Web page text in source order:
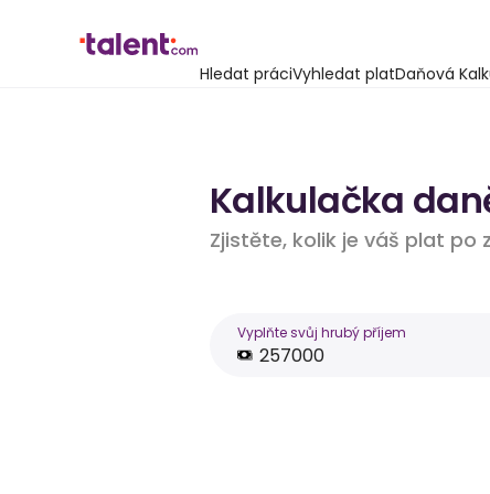
Hledat práciVyhledat platDaňová
Kalkulačka
Zjistěte, kolik je váš plat po
Vyplňte svůj hrubý příjem